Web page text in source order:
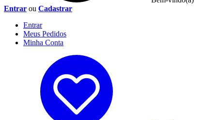
Entrar ou Cadastrar
Entrar
Meus Pedidos
Minha Conta